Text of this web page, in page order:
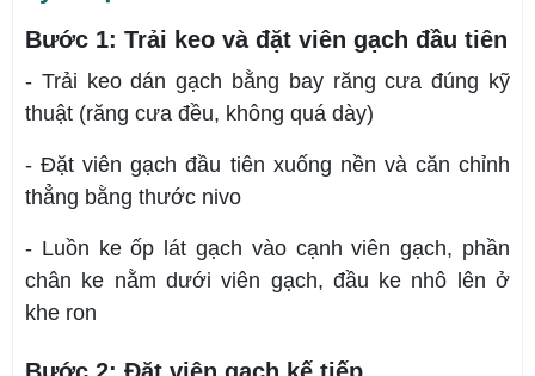
Bước 1: Trải keo và đặt viên gạch đầu tiên
- Trải keo dán gạch bằng bay răng cưa đúng kỹ
thuật (răng cưa đều, không quá dày)
- Đặt viên gạch đầu tiên xuống nền và căn chỉnh
thẳng bằng thước nivo
- Luồn ke ốp lát gạch vào cạnh viên gạch, phần
chân ke nằm dưới viên gạch, đầu ke nhô lên ở
khe ron